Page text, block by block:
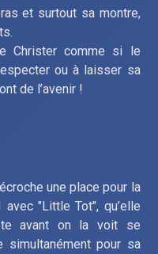
et surtout sa montre,
Christer comme si le
ou à laisser sa
de l’avenir !
une place pour la
"Little Tot", qu’elle
avant on la voit se
simultanément pour sa